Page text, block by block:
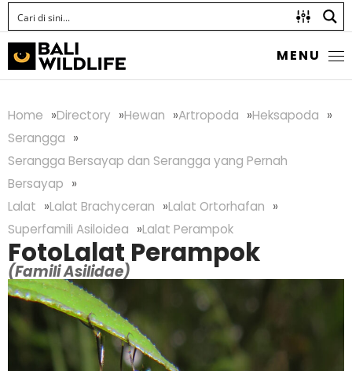
MENU
Home Directory Hewan Artropoda
Heksapoda
Serangga
Serangga Bersayap dan Serangga yang Pernah
Bersayap
Lalat
Lalat Brachyceran
Lalat Ortorhafan
Superfamili Asiloidea
Lalat Perampok
FotoLalat Perampok
(Famili Asilidae)